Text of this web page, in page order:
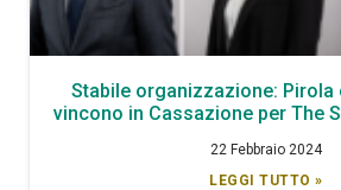
Stabile organizzazione: Pirola
vincono in Cassazione per The
22 Febbraio 2024
LEGGI TUTTO »